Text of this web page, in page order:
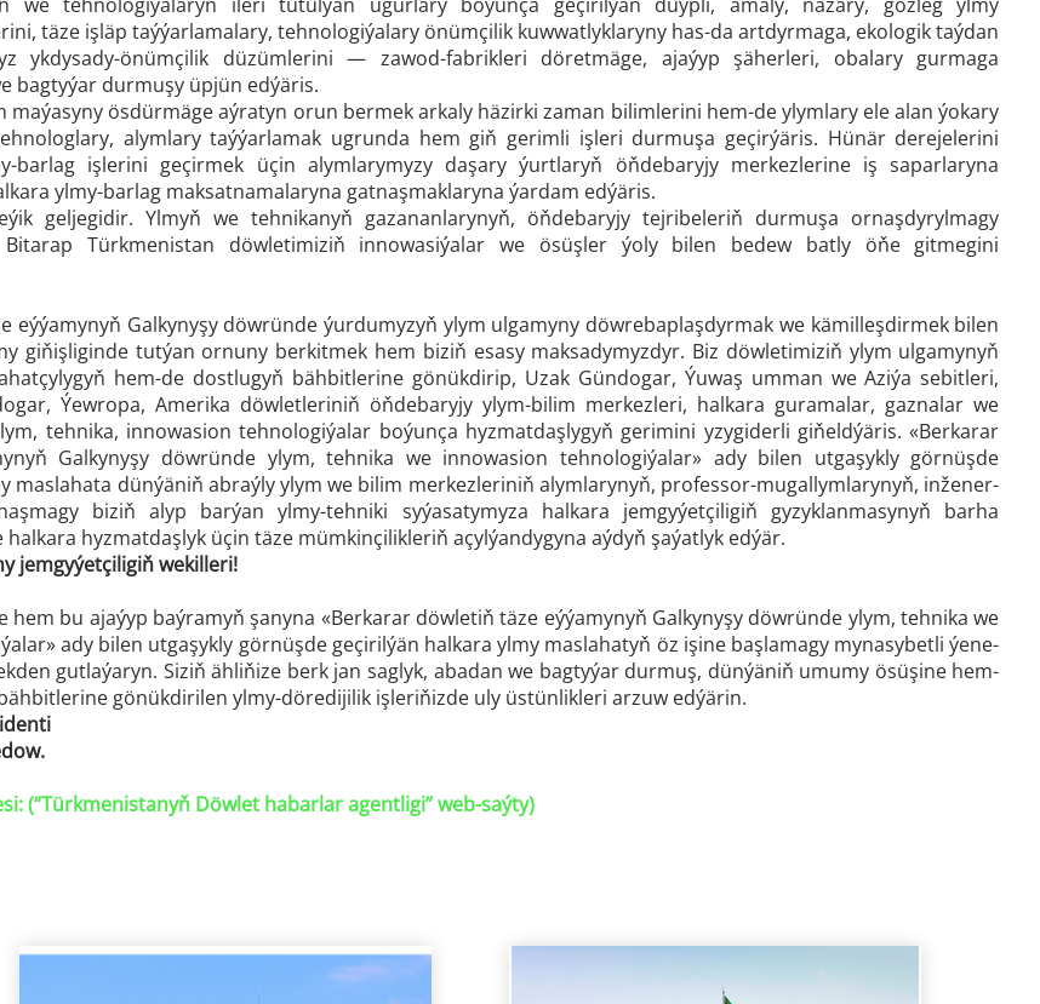
täze işläp taýýarlamalary, tehnologiýalary önümçilik kuwwatlyklaryny has-da artdyrmaga, ekologik taýdan
ykdysady-önümçilik düzümlerini — zawod-fabrikleri döretmäge, ajaýyp şäherleri, obalary gurmaga
bagtyýar durmuşy üpjün edýäris.
maýasyny ösdürmäge aýratyn orun bermek arkaly häzirki zaman bilimlerini hem-de ylymlary ele alan ýokary
alymlary taýýarlamak ugrunda hem giň gerimli işleri durmuşa geçirýäris. Hünär derejelerini
barlag işlerini geçirmek üçin alymlarymyzy daşary ýurtlaryň öňdebaryjy merkezlerine iş saparlaryna
ylmy-barlag maksatnamalaryna gatnaşmaklaryna ýardam edýäris.
geljegidir. Ylmyň we tehnikanyň gazananlarynyň, öňdebaryjy tejribeleriň durmuşa ornaşdyrylmagy
Bitarap Türkmenistan döwletimiziň innowasiýalar we ösüşler ýoly bilen bedew batly öňe gitmegini
eýýamynyň Galkynyşy döwründe ýurdumyzyň ylym ulgamyny döwrebaplaşdyrmak we kämilleşdirmek bilen
giňişliginde tutýan ornuny berkitmek hem biziň esasy maksadymyzdyr. Biz döwletimiziň ylym ulgamynyň
hem-de dostlugyň bähbitlerine gönükdirip, Uzak Gündogar, Ýuwaş umman we Aziýa sebitleri,
Ýewropa, Amerika döwletleriniň öňdebaryjy ylym-bilim merkezleri, halkara guramalar, gaznalar we
tehnika, innowasion tehnologiýalar boýunça hyzmatdaşlygyň gerimini yzygiderli giňeldýäris. «Berkarar
Galkynyşy döwründe ylym, tehnika we innowasion tehnologiýalar» ady bilen utgaşykly görnüşde
maslahata dünýäniň abraýly ylym we bilim merkezleriniň alymlarynyň, professor-mugallymlarynyň, inžener-
biziň alyp barýan ylmy-tehniki syýasatymyza halkara jemgyýetçiligiň gyzyklanmasynyň barha
hyzmatdaşlyk üçin täze mümkinçilikleriň açylýandygyna aýdyň şaýatlyk edýär.
jemgyýetçiligiň wekilleri!
hem bu ajaýyp baýramyň şanyna «Berkarar döwletiň täze eýýamynyň Galkynyşy döwründe ylym, tehnika we
ady bilen utgaşykly görnüşde geçirilýän halkara ylmy maslahatyň öz işine başlamagy mynasybetli ýene-
gutlaýaryn. Siziň ähliňize berk jan saglyk, abadan we bagtyýar durmuş, dünýäniň umumy ösüşine hem-
gönükdirilen ylmy-döredijilik işleriňizde uly üstünlikleri arzuw edýärin.
(“Türkmenistanyň Döwlet habarlar agentligi” web-saýty)